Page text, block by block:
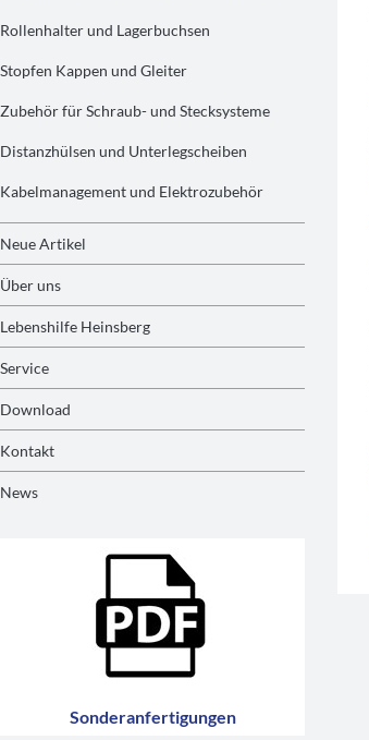
Rollenhalter und Lagerbuchsen
Stopfen Kappen und Gleiter
Zubehör für Schraub- und Stecksysteme
Distanzhülsen und Unterlegscheiben
Kabelmanagement und Elektrozubehör
Neue Artikel
Über uns
Lebenshilfe Heinsberg
Service
Download
Kontakt
News
Sonderanfertigungen